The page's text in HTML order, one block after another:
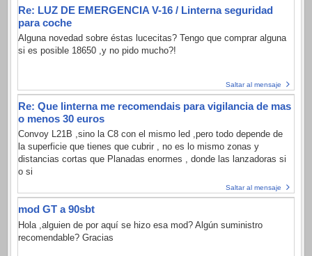
Re: LUZ DE EMERGENCIA V-16 / Linterna seguridad
para coche
Alguna novedad sobre éstas lucecitas? Tengo que comprar alguna
si es posible 18650 ,y no pido mucho?!
Saltar al mensaje
Re: Que linterna me recomendais para vigilancia de mas
o menos 30 euros
Convoy L21B ,sino la C8 con el mismo led ,pero todo depende de
la superficie que tienes que cubrir , no es lo mismo zonas y
distancias cortas que Planadas enormes , donde las lanzadoras si
o si
Saltar al mensaje
mod GT a 90sbt
Hola ,alguien de por aquí se hizo esa mod? Algún suministro
recomendable? Gracias